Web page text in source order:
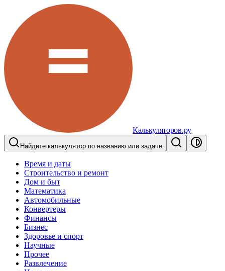
Калькуляторов.ру
Найдите калькулятор по названию или задаче
Время и даты
Строительство и ремонт
Дом и быт
Математика
Автомобильные
Конвертеры
Финансы
Бизнес
Здоровье и спорт
Научные
Прочее
Развлечение